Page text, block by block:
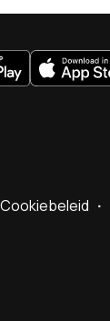
Cookiebeleid